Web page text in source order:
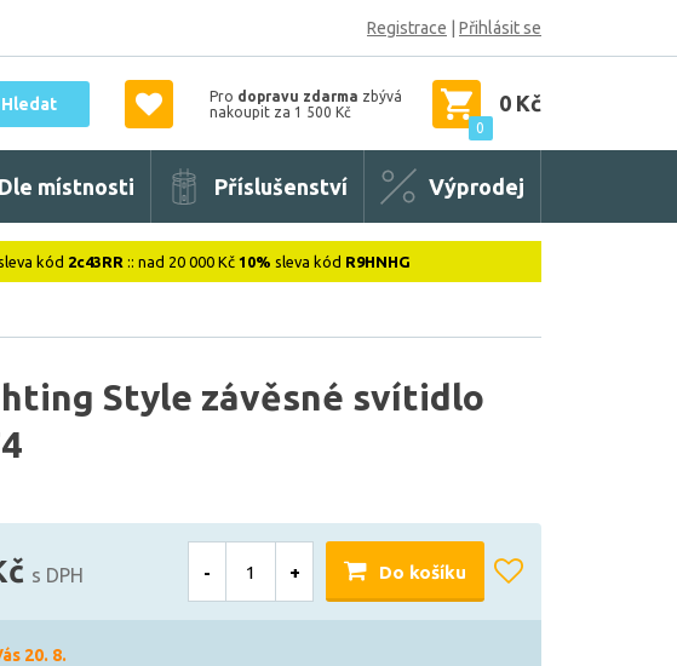
Registrace Přihlásit se
Hledat Pro dopravu zdarma zbývá
nakoupit za 1 500 Kč
0
0 Kč
Dle místnosti Příslušenství Výprodej
kód 2c43RR :: nad 20 000 Kč 10% sleva kód R9HNHG
Style závěsné svítidlo
s DPH - + Do košíku
20. 8.